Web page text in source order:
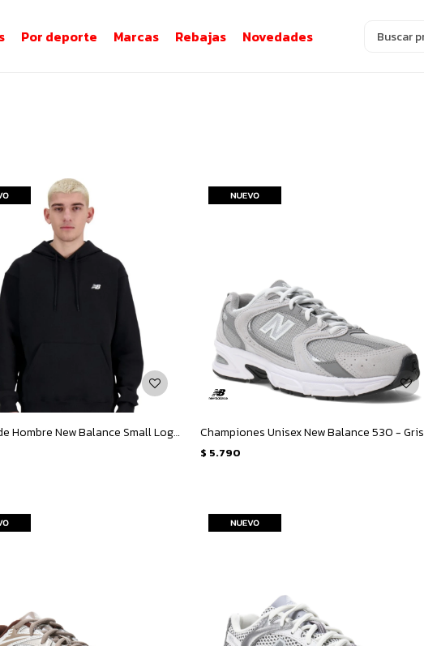
Por deporte Marcas Rebajas Novedades
Canguro de Hombre New Balance Small Logo French Terry Hoodie - Negro Championes Unisex New Balance 530 - Gris
$ 5.790